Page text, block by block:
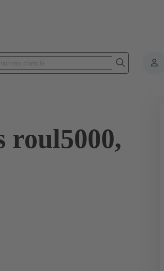
roul5000,